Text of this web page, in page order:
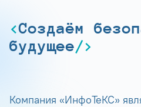
Создаём
будущее
Компания «ИнфоТеКС»